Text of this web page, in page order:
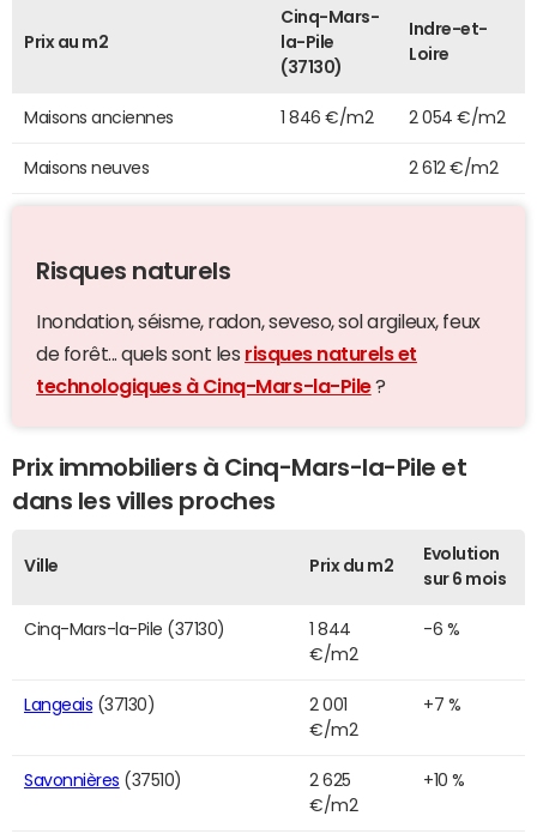
Prix au m2
Cinq-Mars-
la-Pile
(37130)
Indre-et-
Loire
Maisons anciennes 1 846 €/m2 2 054 €/m2
Maisons neuves 2 612 €/m2
Risques naturels
Inondation, séisme, radon, seveso, sol argileux, feux
de forêt... quels sont les risques naturels et
technologiques à Cinq-Mars-la-Pile?
Prix immobiliers à Cinq-Mars-la-Pile et
dans les villes proches
Ville Prix du m2
Evolution
sur 6 mois
Cinq-Mars-la-Pile (37130)
1 844
€/m2
-6 %
Langeais (37130)
2 001
€/m2
+7 %
Savonnières (37510)
2 625
€/m2
+10 %